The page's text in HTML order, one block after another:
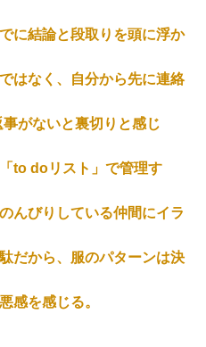
に結論と段取りを頭に浮か
はなく、自分から先に連絡
がないと裏切りと感じ
to doリスト」で管理す
んびりしている仲間にイラ
だから、服のパターンは決
感を感じる。